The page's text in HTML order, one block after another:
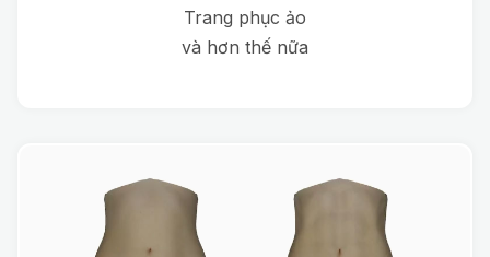
Trang phục ảo
và hơn thế nữa